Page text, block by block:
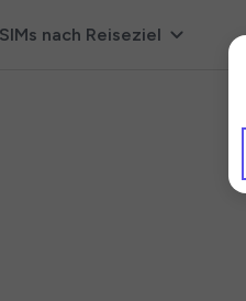
nach Reiseziel